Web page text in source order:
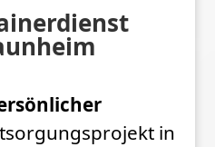
in